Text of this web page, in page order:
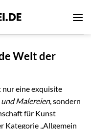
Welt der
eine exquisite
und Malereien, sondern
für Kunst
Kategorie „Allgemein